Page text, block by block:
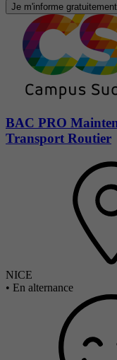
Je m'informe gratuitement
BAC PRO
Transport Routier
NICE
• En alternance